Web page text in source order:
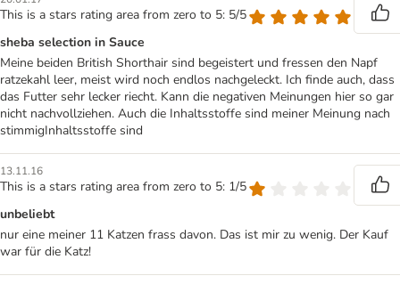
This is a stars rating area from zero to 5: 5/5
sheba selection in Sauce
Meine beiden British Shorthair sind begeistert und fressen den Napf
ratzekahl leer, meist wird noch endlos nachgeleckt. Ich finde auch, dass
das Futter sehr lecker riecht. Kann die negativen Meinungen hier so gar
nicht nachvollziehen. Auch die Inhaltsstoffe sind meiner Meinung nach
stimmigInhaltsstoffe sind
13.11.16
This is a stars rating area from zero to 5: 1/5
unbeliebt
nur eine meiner 11 Katzen frass davon. Das ist mir zu wenig. Der Kauf
war für die Katz!